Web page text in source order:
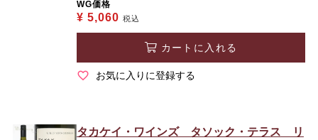
WG価格
¥ 5,060 税込
カートに入れる
お気に入りに登録する
タカケイ・ワインズ タソック・テラス リ